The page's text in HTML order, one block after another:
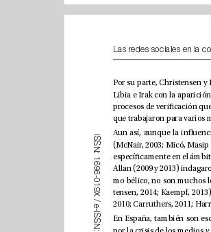
I
S
S
N
:
1
6
9
6
-
0
1
9
X
/
e
-
I
S
S
N
: